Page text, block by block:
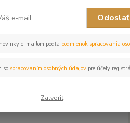
Odoslať
e-mailom podľa podmienok spracovania
so spracovaním osobných údajov pre účely
Zatvoriť